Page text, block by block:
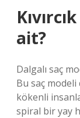
ait?
Dalgalı saç
Bu saç
kökenli
spiral bir yay